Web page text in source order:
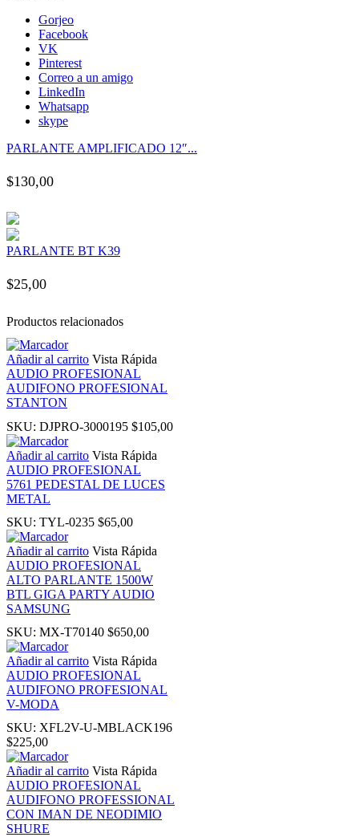
Gorjeo
Facebook
VK
Pinterest
Correo a un amigo
LinkedIn
Whatsapp
skype
PARLANTE AMPLIFICADO 12″...
$130,00
PARLANTE BT K39
$25,00
Productos relacionados
Añadir al carrito Vista Rápida
AUDIO PROFESIONAL
AUDIFONO PROFESIONAL
STANTON
SKU: DJPRO-3000195 $105,00
Añadir al carrito Vista Rápida
AUDIO PROFESIONAL
5761 PEDESTAL DE LUCES
METAL
SKU: TYL-0235 $65,00
Añadir al carrito Vista Rápida
AUDIO PROFESIONAL
ALTO PARLANTE 1500W
BTL GIGA PARTY AUDIO
SAMSUNG
SKU: MX-T70140 $650,00
Añadir al carrito Vista Rápida
AUDIO PROFESIONAL
AUDIFONO PROFESIONAL
V-MODA
SKU: XFL2V-U-MBLACK196
$225,00
Añadir al carrito Vista Rápida
AUDIO PROFESIONAL
AUDIFONO PROFESSIONAL
CON IMAN DE NEODIMIO
SHURE